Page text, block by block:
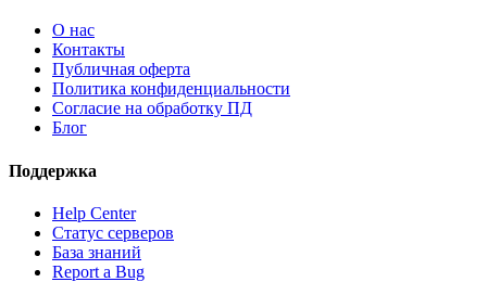
О нас
Контакты
Публичная оферта
Политика конфиденциальности
Согласие на обработку ПД
Блог
Поддержка
Help Center
Статус серверов
База знаний
Report a Bug